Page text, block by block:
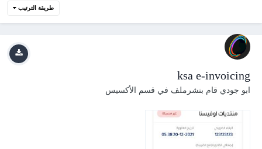
طريقة الترتيب
ksa e-invoicing
ابو جودي قام بنشرملف في قسم الأكسيس